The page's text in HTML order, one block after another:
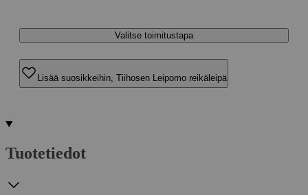
Valitse toimitustapa
Lisää suosikkeihin, Tiihosen Leipomo reikäleipä
Tuotetiedot